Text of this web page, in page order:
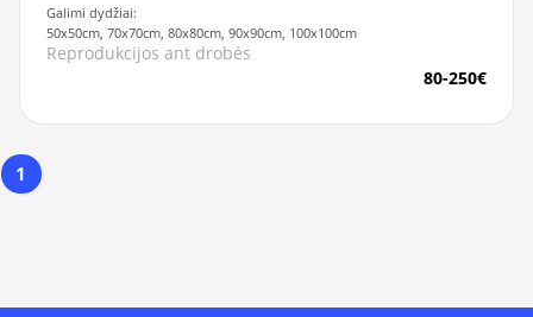
Galimi dydžiai:
50x50cm, 70x70cm, 80x80cm, 90x90cm, 100x100cm
Reprodukcijos ant drobės
80-250€
1